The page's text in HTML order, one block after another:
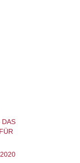
DAS